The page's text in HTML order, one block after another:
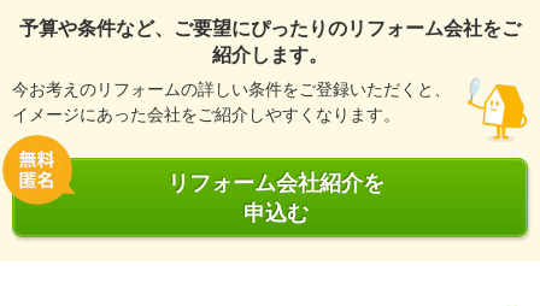
予算や条件など、ご要望にぴったりのリフォーム会社をご
紹介します。
今お考えのリフォームの詳しい条件をご登録いただくと、
イメージにあった会社をご紹介しやすくなります。
リフォーム会社紹介を
申込む